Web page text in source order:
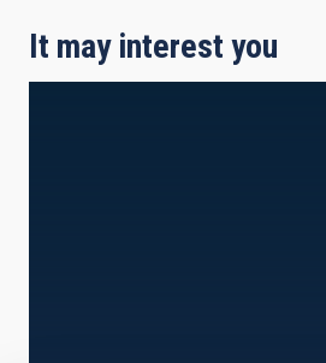
It may interest you